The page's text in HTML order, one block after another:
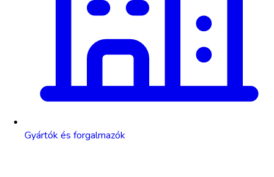
Gyártók és forgalmazók